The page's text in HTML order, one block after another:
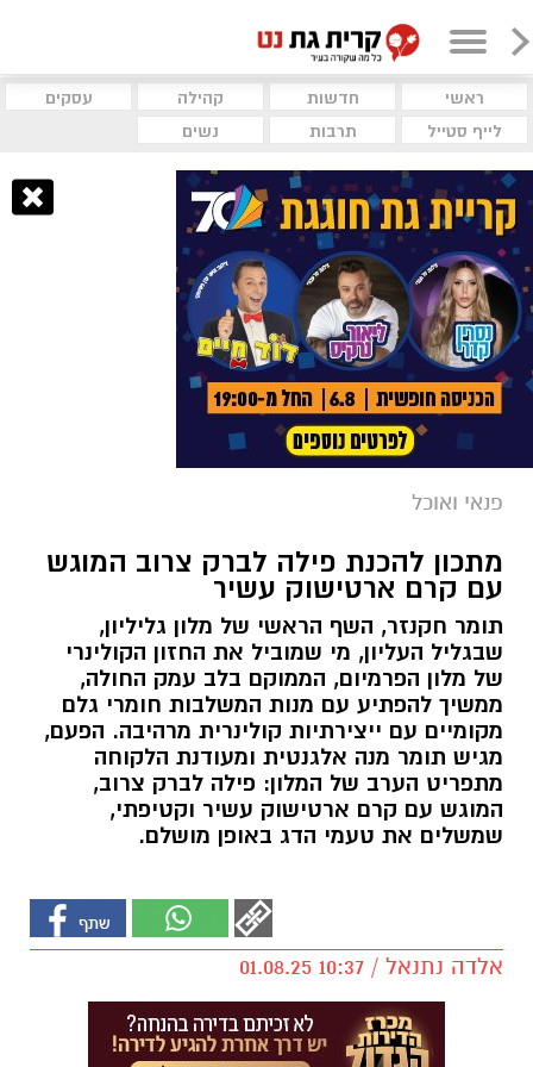
ראשי חדשות קהילה
עסקים
לייף סטייל
תרבות נשים
פנאי ואוכל
מתכון להכנת פילה לברק צרוב המוגש
עם קרם ארטישוק עשיר
תומר חקנזר, השף הראשי של מלון גליליון,
שבגליל העליון, מי שמוביל את החזון הקולינרי
של מלון הפרמיום, הממוקם בלב עמק החולה,
ממשיך להפתיע עם מנות המשלבות חומרי גלם
מקומיים עם ייצירתיות קולינרית מרהיבה. הפעם,
מגיש תומר מנה אלגנטית ומעודנת הלקוחה
מתפריט הערב של המלון: פילה לברק צרוב,
המוגש עם קרם ארטישוק עשיר וקטיפתי,
שמשלים את טעמי הדג באופן מושלם.
אלדה נתנאל / 10:37 01.08.25